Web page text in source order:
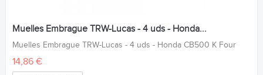
Muelles Embrague TRW-Lucas - 4 uds - Honda...
Muelles Embrague TRW-Lucas - 4 uds - Honda CB500 K Four
14,86 €